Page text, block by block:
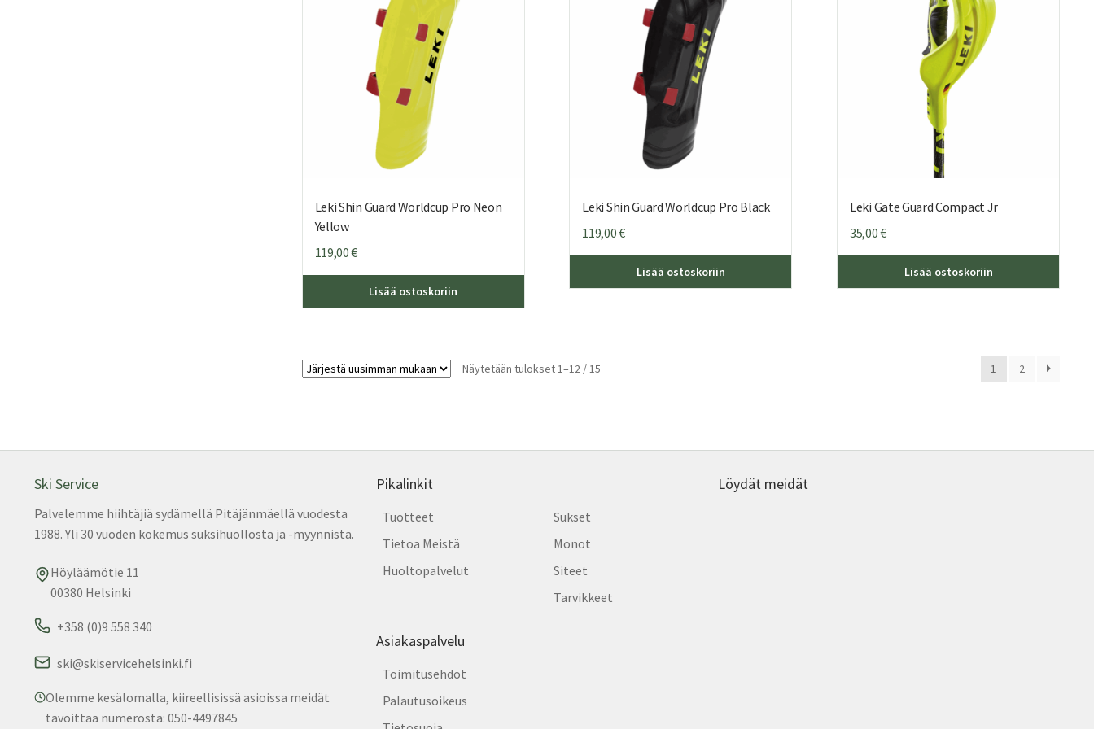
Leki Shin Guard Worldcup Pro Neon
Yellow
119,00€
Lisää ostoskoriin
Leki Shin Guard Worldcup Pro Black
119,00€
Lisää ostoskoriin
Leki Gate Guard Compact Jr
35,00€
Lisää ostoskoriin
Näytetään tulokset 1–12 / 15Sorted
1 2
Ski Service
Palvelemme hiihtäjiä sydämellä Pitäjänmäellä vuodesta
1988. Yli 30 vuoden kokemus suksihuollosta ja -myynnistä.
Höyläämötie 11
00380 Helsinki
+358 (0)9 558 340
ski@skiservicehelsinki.fi
Olemme kesälomalla, kiireellisissä asioissa meidät
tavoittaa numerosta: 050-4497845
Pikalinkit
Tuotteet
Tietoa Meistä
Huoltopalvelut
Sukset
Monot
Siteet
Tarvikkeet
Asiakaspalvelu
Toimitusehdot
Palautusoikeus
Löydät meidät